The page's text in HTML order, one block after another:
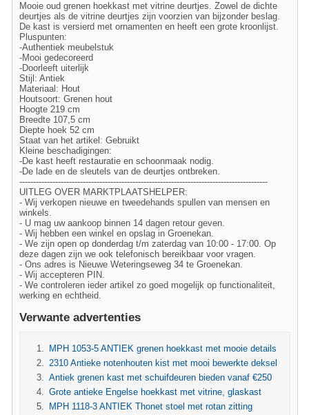
Mooie oud grenen hoekkast met vitrine deurtjes. Zowel de dichte
deurtjes als de vitrine deurtjes zijn voorzien van bijzonder beslag.
De kast is versierd met ornamenten en heeft een grote kroonlijst.
Pluspunten:
-Authentiek meubelstuk
-Mooi gedecoreerd
-Doorleeft uiterlijk
Stijl: Antiek
Materiaal: Hout
Houtsoort: Grenen hout
Hoogte 219 cm
Breedte 107,5 cm
Diepte hoek 52 cm
Staat van het artikel: Gebruikt
Kleine beschadigingen:
-De kast heeft restauratie en schoonmaak nodig.
-De lade en de sleutels van de deurtjes ontbreken.
------------------------------------------------------------------------------------------
UITLEG OVER MARKTPLAATSHELPER:
- Wij verkopen nieuwe en tweedehands spullen van mensen en
winkels.
- U mag uw aankoop binnen 14 dagen retour geven.
- Wij hebben een winkel en opslag in Groenekan.
- We zijn open op donderdag t/m zaterdag van 10:00 - 17:00. Op
deze dagen zijn we ook telefonisch bereikbaar voor vragen.
- Ons adres is Nieuwe Weteringseweg 34 te Groenekan.
- Wij accepteren PIN.
- We controleren ieder artikel zo goed mogelijk op functionaliteit,
werking en echtheid.
Verwante advertenties
MPH 1053-5 ANTIEK grenen hoekkast met mooie details
2310 Antieke notenhouten kist met mooi bewerkte deksel
Antiek grenen kast met schuifdeuren bieden vanaf €250
Grote antieke Engelse hoekkast met vitrine, glaskast
MPH 1118-3 ANTIEK Thonet stoel met rotan zitting